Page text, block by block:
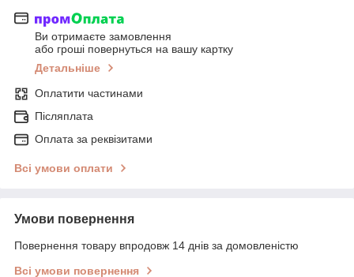
Ви отримаєте замовлення
або гроші повернуться на вашу картку
Детальніше
Оплатити частинами
Післяплата
Оплата за реквізитами
Всі умови оплати
Умови повернення
Повернення товару впродовж 14 днів за домовленістю
Всі умови повернення